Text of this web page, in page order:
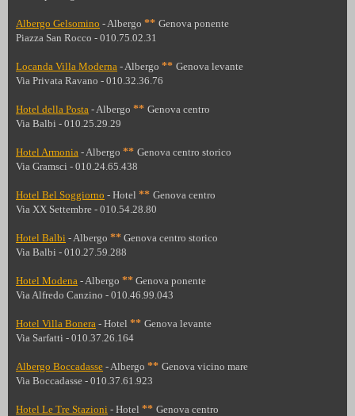
Albergo Gelsomino - Albergo ** Genova ponente
Piazza San Rocco - 010.75.02.31
Locanda Villa Moderna - Albergo ** Genova levante
Via Privata Ravano - 010.32.36.76
Hotel della Posta - Albergo ** Genova centro
Via Balbi - 010.25.29.29
Hotel Armonia - Albergo ** Genova centro storico
Via Gramsci - 010.24.65.438
Hotel Bel Soggiorno - Hotel ** Genova centro
Via XX Settembre - 010.54.28.80
Hotel Balbi - Albergo ** Genova centro storico
Via Balbi - 010.27.59.288
Hotel Modena - Albergo ** Genova ponente
Via Alfredo Canzino - 010.46.99.043
Hotel Villa Bonera - Hotel ** Genova levante
Via Sarfatti - 010.37.26.164
Albergo Boccadasse - Albergo ** Genova vicino mare
Via Boccadasse - 010.37.61.923
Hotel Le Tre Stazioni - Hotel ** Genova centro